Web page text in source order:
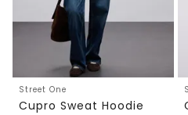
Street One
Cupro Sweat Hoodie